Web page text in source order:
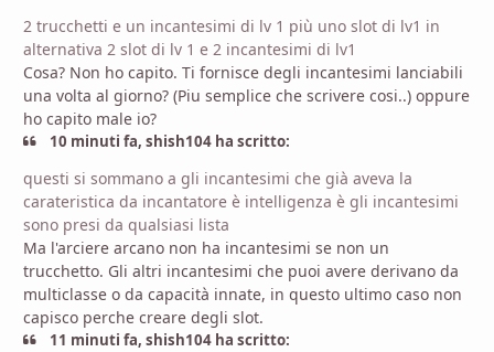
2 trucchetti e un incantesimi di lv 1 più uno slot di lv1 in
alternativa 2 slot di lv 1 e 2 incantesimi di lv1
Cosa? Non ho capito. Ti fornisce degli incantesimi lanciabili
una volta al giorno? (Piu semplice che scrivere cosi..) oppure
ho capito male io?
10 minuti fa, shish104 ha scritto:
questi si sommano a gli incantesimi che già aveva la
carateristica da incantatore è intelligenza è gli incantesimi
sono presi da qualsiasi lista
Ma l'arciere arcano non ha incantesimi se non un
trucchetto. Gli altri incantesimi che puoi avere derivano da
multiclasse o da capacità innate, in questo ultimo caso non
capisco perche creare degli slot.
11 minuti fa, shish104 ha scritto: